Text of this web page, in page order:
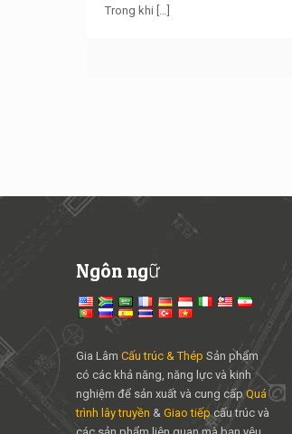
Trong khi […]
Ngôn ngữ
Gia Lâm Cấu trúc & Thép Sản phẩm
có các khả năng, năng lực và kinh
nghiệm để sản xuất và cung cấpQuá
trình lây truyền & Giao tiếpcấu trúc và